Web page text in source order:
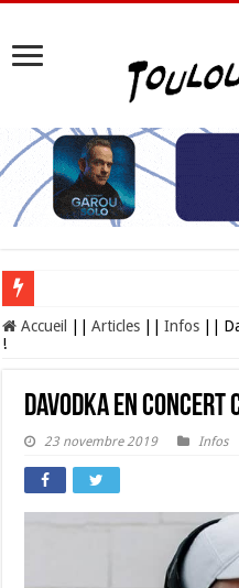
Les Nocturnes de la Cité de
Accueil Articles Infos
!
Davodka en concert
23 novembre 2019 Infos